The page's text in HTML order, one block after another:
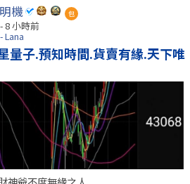
機 包
8 小時前
Lana
量子.預知時間.貨賣有緣.天下唯